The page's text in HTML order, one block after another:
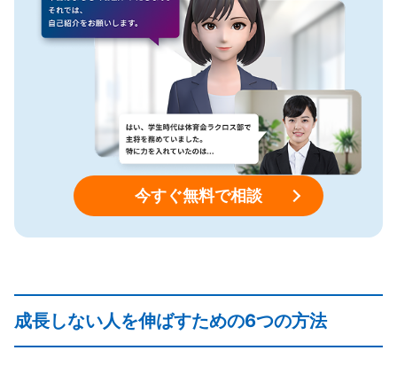
今すぐ無料で相談
成長しない人を伸ばすための6つの方法